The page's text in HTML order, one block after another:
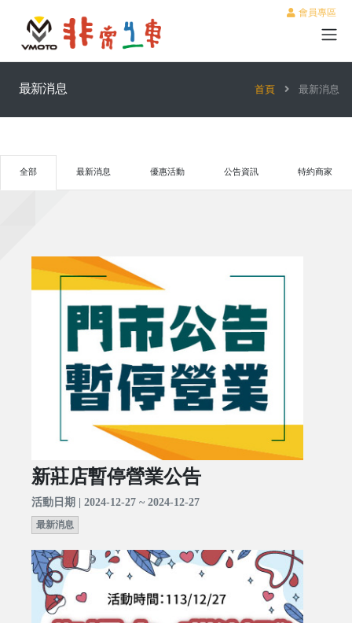
會員專區
最新消息 首頁 最新消息
全部 最新消息 優惠活動 公告資訊 特約商家
新莊店暫停營業公告
活動日期 | 2024-12-27 ~ 2024-12-27
最新消息